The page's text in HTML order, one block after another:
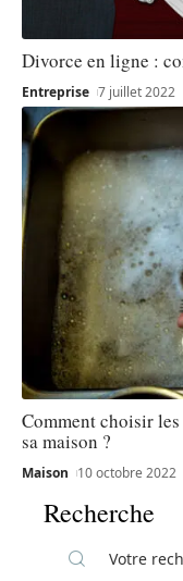
Divorce en ligne :
Entreprise 7 juillet 2022
Comment choisir
sa maison ?
Maison 10 octobre 2022
Recherche